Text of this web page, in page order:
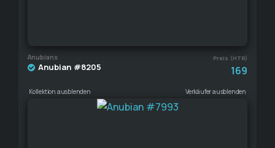
Anubians Preis (HTR)
Anubian #8205 169
Kollektion ausblenden Verkäufer ausblenden